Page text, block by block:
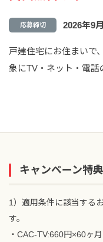
応募締切 2026年9
戸建住宅にお住まいで
象にTV・ネット・電話
キャンペーン特典
1）適用条件に該当する
す。
・CAC-TV:660円×60ヶ